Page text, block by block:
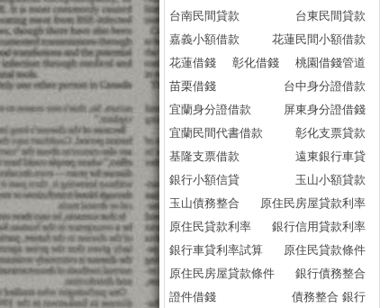
台南民間貸款
台東民間貸款
嘉義小額借款
花蓮民間小額借款
花蓮借錢
彰化借錢
桃園借錢管道
苗栗借錢
台中身分證借款
宜蘭身分證借款
屏東身分證借錢
宜蘭民間代書借款
彰化支票貸款
基隆支票借款
遠東銀行車貸
銀行小額信貸
玉山小額貸款
玉山債務整合
原住民房屋貸款利率
原住民貸款利率
銀行信用貸款利率
銀行車貸利率試算
原住民貸款條件
原住民房屋貸款條件
銀行債務整合
證件借錢
債務整合 銀行